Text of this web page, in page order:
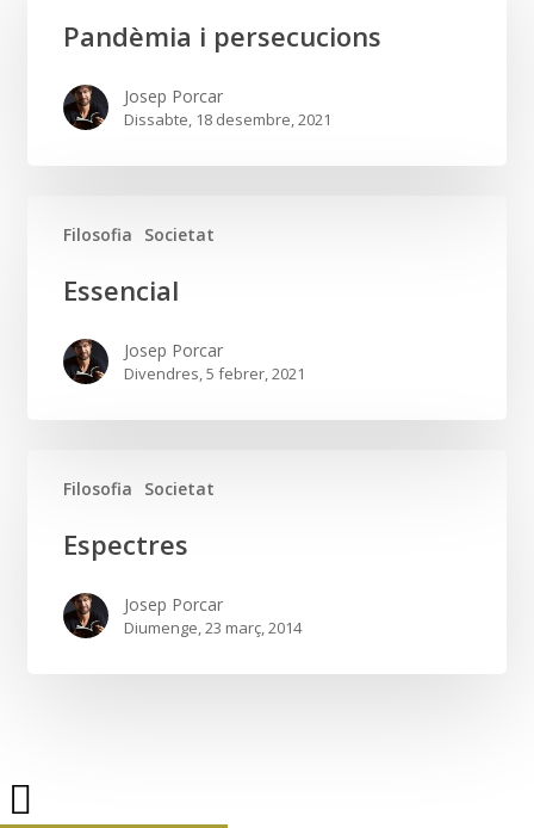
persecucions
Pandèmia i persecucions
Josep Porcar
Dissabte, 18 desembre, 2021
Filosofia
Societat
Essencial
Josep Porcar
Divendres, 5 febrer, 2021
Filosofia
Societat
Espectres
Josep Porcar
Diumenge, 23 març, 2014
Share